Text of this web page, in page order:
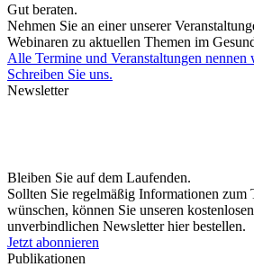
Gut beraten.
Nehmen Sie an einer unserer
Webinaren zu aktuellen Themen im
Alle Termine und Veranstaltungen nennen
Schreiben Sie uns.
Newsletter
Bleiben Sie auf dem Laufenden.
Sollten Sie regelmäßig Informationen zum
wünschen, können Sie unseren
unverbindlichen Newsletter hier bestellen.
Jetzt abonnieren
Publikationen